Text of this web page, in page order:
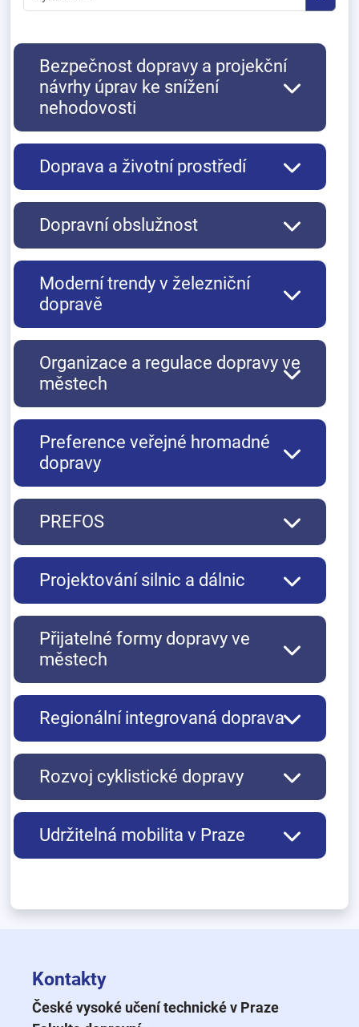
Bezpečnost dopravy a projekční
návrhy úprav ke snížení
nehodovosti
Doprava a životní prostředí
Dopravní obslužnost
Moderní trendy v železniční
dopravě
Organizace a regulace dopravy ve
městech
Preference veřejné hromadné
dopravy
PREFOS
Projektování silnic a dálnic
Přijatelné formy dopravy ve
městech
Regionální integrovaná doprava
Rozvoj cyklistické dopravy
Udržitelná mobilita v Praze
Kontakty
České vysoké učení technické v Praze